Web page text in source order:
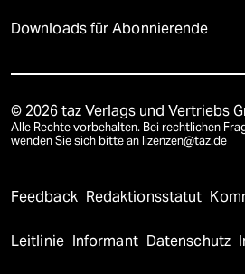
Downloads für Abonnierende
© 2026 taz Verlags und Vertriebs
Alle Rechte vorbehalten. Bei rechtlichen
wenden Sie sich bitte an lizenzen@taz.de
Feedback Redaktionsstatut
Leitlinie Informant Datenschutz